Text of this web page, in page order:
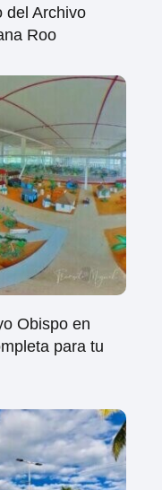
del Archivo
Roo
Obispo en
para tu